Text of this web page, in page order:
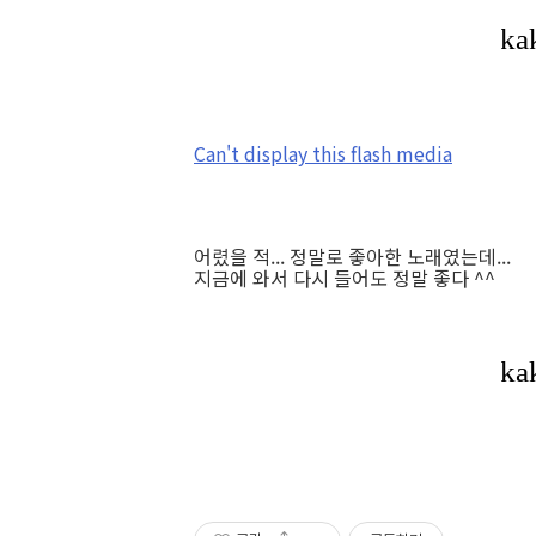
Can't display this flash media
어렸을 적... 정말로 좋아한 노래였는데...
지금에 와서 다시 들어도 정말 좋다 ^^